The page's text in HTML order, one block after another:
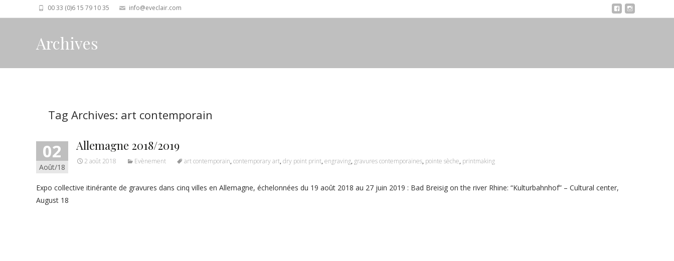
00 33 (0)6 15 79 10 35 info@eveclair.com
Archives
Tag Archives: art contemporain
02
Août/18
Allemagne 2018/2019
2 août 2018 Evènement art contemporain, contemporary art, dry point print, engraving, gravures contemporaines, pointe sèche, printmaking
Expo collective itinérante de gravures dans cinq villes en Allemagne, échelonnées du 19 août 2018 au 27 juin 2019 : Bad Breisig on the river Rhine: “Kulturbahnhof” – Cultural center,
August 18